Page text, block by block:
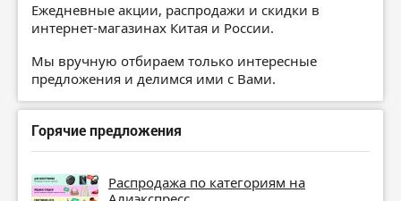
Ежедневные акции, распродажи и скидки в
интернет-магазинах Китая и России.
Мы вручную отбираем только интересные
предложения и делимся ими с Вами.
Горячие предложения
Распродажа по категориям на